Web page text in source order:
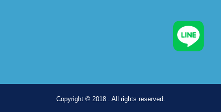
Copyright © 2018 . All rights reserved.